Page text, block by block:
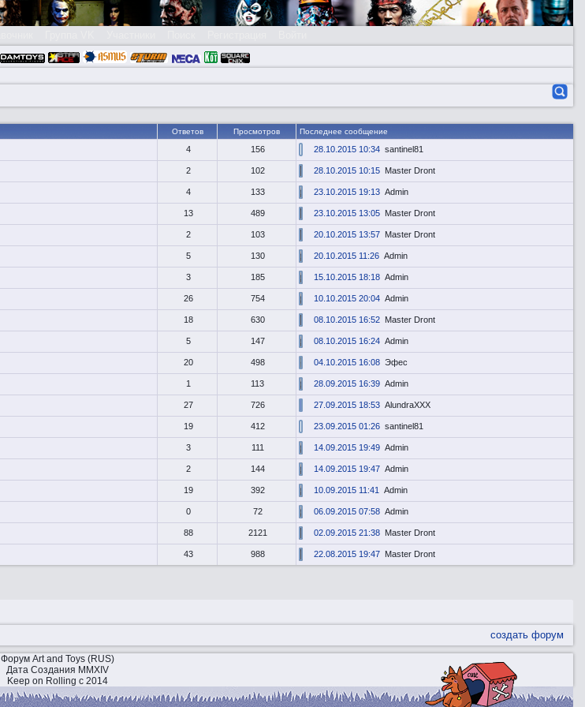
Ответов Просмотров Последнее сообщение
4 156 28.10.2015 10:34 santinel81
2 102 28.10.2015 10:15 Master Dront
4 133 23.10.2015 19:13 Admin
13 489 23.10.2015 13:05 Master Dront
2 103 20.10.2015 13:57 Master Dront
5 130 20.10.2015 11:26 Admin
3 185 15.10.2015 18:18 Admin
26 754 10.10.2015 20:04 Admin
18 630 08.10.2015 16:52 Master Dront
5 147 08.10.2015 16:24 Admin
20 498 04.10.2015 16:08 Эфес
1 113 28.09.2015 16:39 Admin
27 726 27.09.2015 18:53 AlundraXXX
19 412 23.09.2015 01:26 santinel81
3 111 14.09.2015 19:49 Admin
2 144 14.09.2015 19:47 Admin
19 392 10.09.2015 11:41 Admin
0 72 06.09.2015 07:58 Admin
88 2121 02.09.2015 21:38 Master Dront
43 988 22.08.2015 19:47 Master Dront
создать форум
Форум Art and Toys (RUS)
Дата Создания MMXIV
Keep on Rolling с 2014